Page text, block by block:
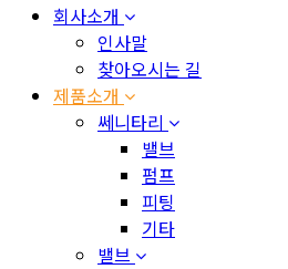
회사소개
인사말
찾아오시는 길
제품소개
쎄니타리
밸브
펌프
피팅
기타
밸브